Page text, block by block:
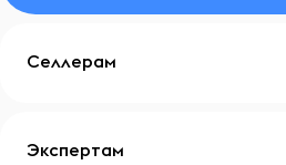
Селлерам
Экспертам